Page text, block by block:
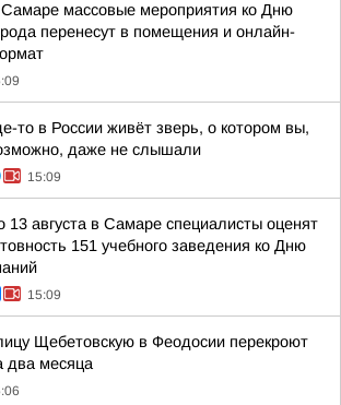
массовые мероприятия ко Дню
перенесут в помещения и онлайн-
то в России живёт зверь, о котором вы,
даже не слышали
15:09
13 августа в Самаре специалисты оценят
151 учебного заведения ко Дню
15:09
Щебетовскую в Феодосии перекроют
два месяца